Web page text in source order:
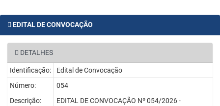
EDITAL DE CONVOCAÇÃO
DETALHES
Identificação:
Edital de Convocação
Número:
054
Descrição:
EDITAL DE CONVOCAÇÃO Nº 054/2026 -